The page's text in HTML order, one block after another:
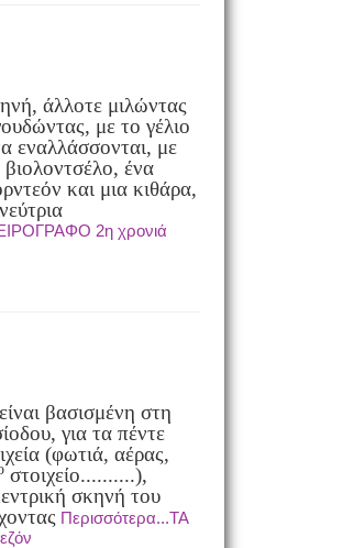
άλλοτε μιλώντας
με το γέλιο
εναλλάσσονται, με
ένα
και μια κιθάρα,
2η χρονιά
βασισμένη στη
για τα πέντε
(φωτιά, αέρας,
στοιχείο..........),
σκηνή του
Περισσότερα...ΤΑ